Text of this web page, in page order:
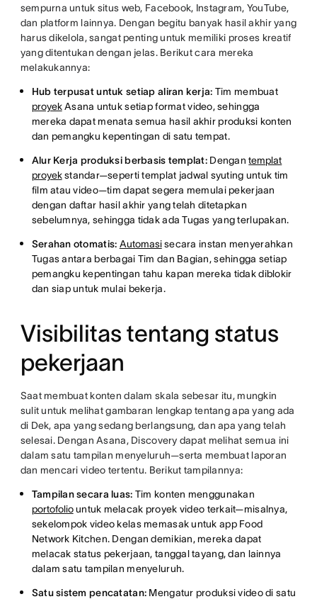
sempurna untuk situs web, Facebook, Instagram, YouTube,
dan platform lainnya. Dengan begitu banyak hasil akhir yang
harus dikelola, sangat penting untuk memiliki proses kreatif
yang ditentukan dengan jelas. Berikut cara mereka
melakukannya:
Hub terpusat untuk setiap aliran kerja: Tim membuat
proyekAsana untuk setiap format video, sehingga
mereka dapat menata semua hasil akhir produksi konten
dan pemangku kepentingan di satu tempat.
Alur Kerja produksi berbasis templat: Dengantemplat
proyekstandar—seperti templat jadwal syuting untuk tim
film atau video—tim dapat segera memulai pekerjaan
dengan daftar hasil akhir yang telah ditetapkan
sebelumnya, sehingga tidak ada Tugas yang terlupakan.
Serahan otomatis: Automasisecara instan menyerahkan
Tugas antara berbagai Tim dan Bagian, sehingga setiap
pemangku kepentingan tahu kapan mereka tidak diblokir
dan siap untuk mulai bekerja.
Visibilitas tentang status
pekerjaan
Saat membuat konten dalam skala sebesar itu, mungkin
sulit untuk melihat gambaran lengkap tentang apa yang ada
di Dek, apa yang sedang berlangsung, dan apa yang telah
selesai. Dengan Asana, Discovery dapat melihat semua ini
dalam satu tampilan menyeluruh—serta membuat laporan
dan mencari video tertentu. Berikut tampilannya:
Tampilan secara luas: Tim konten menggunakan
portofoliountuk melacak proyek video terkait—misalnya,
sekelompok video kelas memasak untuk app Food
Network Kitchen. Dengan demikian, mereka dapat
melacak status pekerjaan, tanggal tayang, dan lainnya
dalam satu tampilan menyeluruh.
Satu sistem pencatatan: Mengatur produksi video di satu